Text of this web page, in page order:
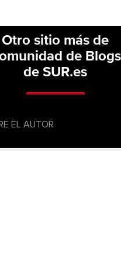
Otro sitio más de
de Blogs
de SUR.es
EL AUTOR